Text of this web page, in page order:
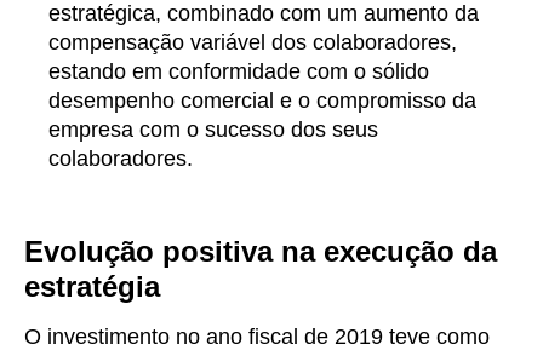
estratégica, combinado com um aumento da
compensação variável dos colaboradores,
estando em conformidade com o sólido
desempenho comercial e o compromisso da
empresa com o sucesso dos seus
colaboradores.
Evolução positiva na execução da
estratégia
O investimento no ano fiscal de 2019 teve como